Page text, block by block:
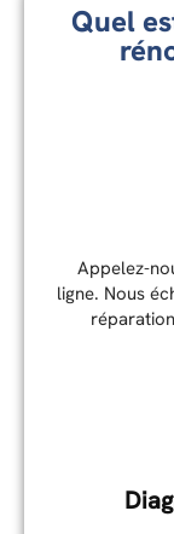
Quel
Appelez-
ligne. Nous